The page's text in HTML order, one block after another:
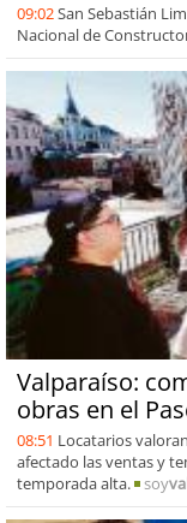
09:02San Sebastián
Nacional de
Valparaíso:
obras en el
08:51 Locatarios
afectado las ventas y
temporada alta.
soy